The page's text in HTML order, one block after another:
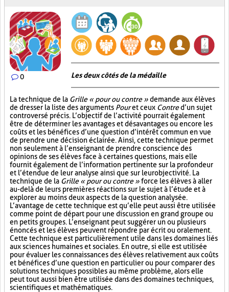
0 Les deux côtés de la médaille
La technique de la Grille « pour ou contre »demande aux élèves
de dresser la liste des arguments Pouret ceux Contred’un sujet
controversé précis. L’objectif de l’activité pourrait également
être de déterminer les avantages et désavantages ou encore les
coûts et les bénéfices d’une question d’intérêt commun en vue
de prendre une décision éclairée. Ainsi, cette technique permet
non seulement à l’enseignant de prendre conscience des
opinions de ses élèves face à certaines questions, mais elle
fournit également de l’information pertinente sur la profondeur
et l’étendue de leur analyse ainsi que sur leur objectivité. La
technique de la Grille « pour ou contre »force les élèves à aller
au-delà de leurs premières réactions sur le sujet à l’étude et à
explorer au moins deux aspects de la question analysée.
L’avantage de cette technique est qu’elle peut aussi être utilisée
comme point de départ pour une discussion en grand groupe ou
en petits groupes. L’enseignant peut suggérer un ou plusieurs
énoncés et les élèves peuvent répondre par écrit ou oralement.
Cette technique est particulièrement utile dans les domaines liés
aux sciences humaines et sociales. En outre, si elle est utilisée
pour évaluer les connaissances des élèves relativement aux coûts
et bénéfices d’une question en particulier ou pour comparer des
solutions techniques possibles au même problème, alors elle
peut tout aussi bien être utilisée dans des domaines techniques,
scientifiques et mathématiques.